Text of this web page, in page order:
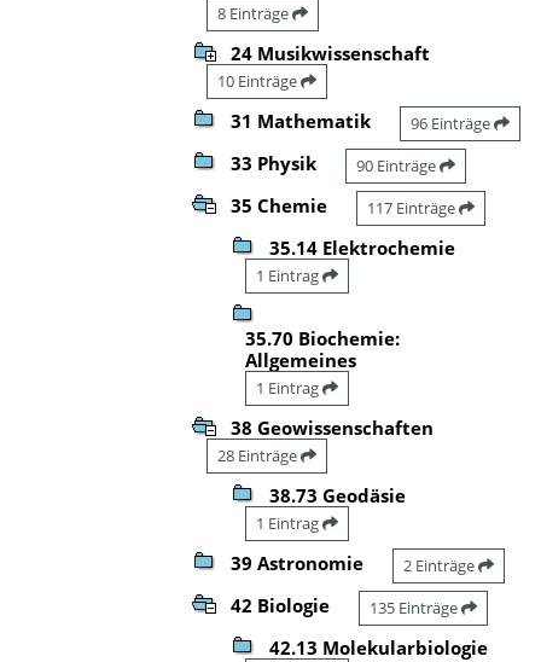
8 Einträge
24 Musikwissenschaft
10 Einträge
31 Mathematik 96 Einträge
33 Physik 90 Einträge
35 Chemie 117 Einträge
35.14 Elektrochemie
1 Eintrag
35.70 Biochemie:
Allgemeines
1 Eintrag
38 Geowissenschaften
28 Einträge
38.73 Geodäsie
1 Eintrag
39 Astronomie 2 Einträge
42 Biologie 135 Einträge
42.13 Molekularbiologie